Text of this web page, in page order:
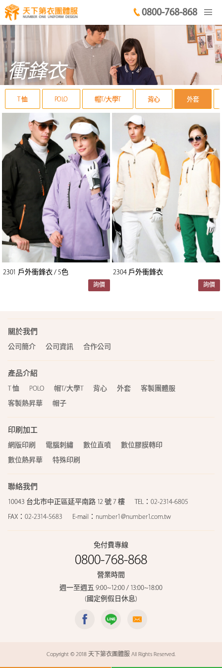
0800-768-868
衝鋒衣
T 恤 POLO 帽T/大學T 背心 外套
2301 戶外衝鋒衣 / 5色
詢價
2304 戶外衝鋒衣
詢價
關於我們
公司簡介 公司資訊 合作公司
產品介紹
T 恤 POLO 帽T/大學T 背心 外套
客製團體服
客製熱昇華
帽子
印刷加工
網版印刷 電腦刺繡 數位直噴
數位膠膜轉印
數位熱昇華
特殊印刷
聯絡我們
10043 台北市中正區延平南路 12 號 7 樓 TEL： 02-2314-6805
FAX： 02-2314-5683 E-mail： number1@number1.com.tw
免付費專線
0800-768-868
營業時間
週一至週五 9:00~12:00 / 13:00~18:00
(國定例假日休息)
Copyright © 2018 天下第衣團體服 All Rights Reserved.